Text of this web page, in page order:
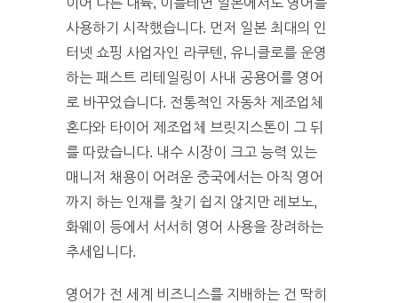
사용하기 시작했습니다. 먼저 일본 최대의 인
터넷 쇼핑 사업자인 라쿠텐, 유니클로를 운영
하는 패스트 리테일링이 사내 공용어를 영어
로 바꾸었습니다. 전통적인 자동차 제조업체
혼다와 타이어 제조업체 브릿지스톤이 그 뒤
를 따랐습니다. 내수 시장이 크고 능력 있는
매니저 채용이 어려운 중국에서는 아직 영어
까지 하는 인재를 찾기 쉽지 않지만 레보노,
화웨이 등에서 서서히 영어 사용을 장려하는
추세입니다.
영어가 전 세계 비즈니스를 지배하는 건 딱히